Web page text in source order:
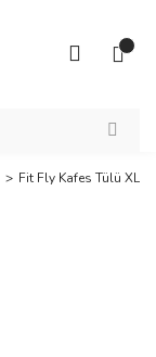
Fit Fly Kafes Tülü XL